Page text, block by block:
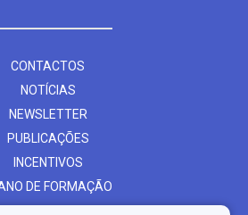
CONTACTOS
NOTÍCIAS
NEWSLETTER
PUBLICAÇÕES
INCENTIVOS
DE FORMAÇÃO